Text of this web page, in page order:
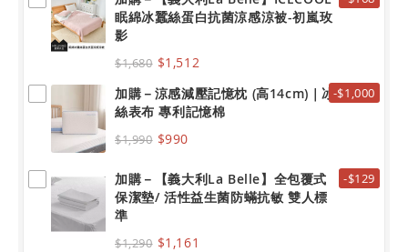
眠綿冰蠶絲蛋白抗菌涼感涼被-初嵐玫
影
$1,680 $1,512
加購－涼感減壓記憶枕 (高14cm)｜冰
絲表布 專利記憶棉
$1,990 $990
-$1,000
加購－【義大利La Belle】全包覆式
保潔墊/ 活性益生菌防蟎抗敏 雙人標
準
$1,290 $1,161
-$129